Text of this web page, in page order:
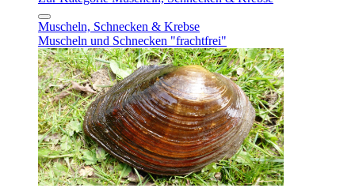
Muscheln, Schnecken & Krebse
Muscheln und Schnecken "frachtfrei"